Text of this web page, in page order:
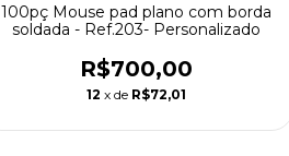
100pç Mouse pad plano com borda
soldada - Ref.203- Personalizado
R$700,00
12 x de R$72,01